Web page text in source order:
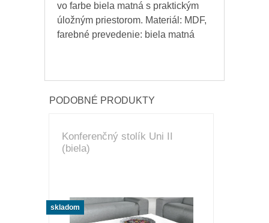
vo farbe biela matná s praktickým
úložným priestorom. Materiál: MDF,
farebné prevedenie: biela matná
PODOBNÉ PRODUKTY
Konferenčný stolík Uni II
(biela)
skladom